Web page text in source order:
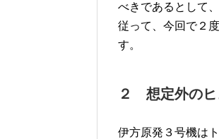
べきであるとして
従って、今回で２
す。
２ 想定外のヒ
伊方原発３号機は